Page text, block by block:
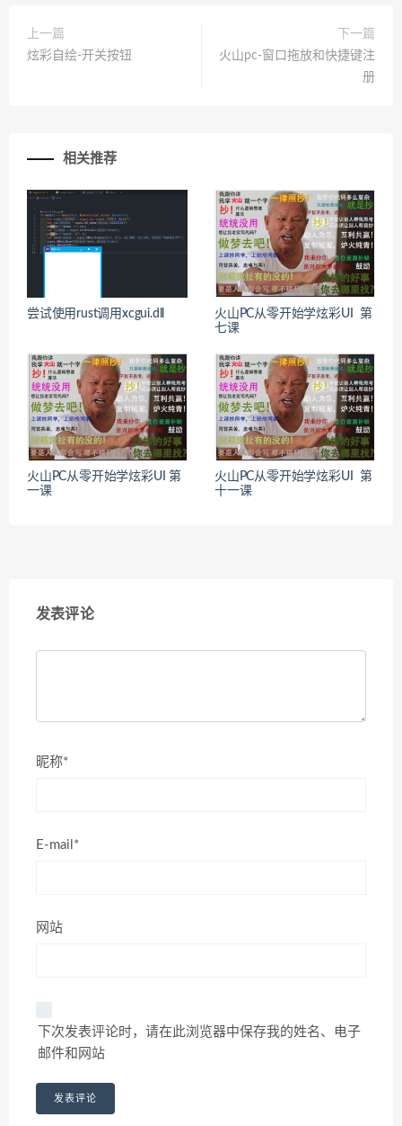
上一篇
炫彩自绘-开关按钮
下一篇
火山pc-窗口拖放和快捷键注
册
相关推荐
尝试使用rust调用xcgui.dll
火山PC从零开始学炫彩UI 第
七课
火山PC从零开始学炫彩UI 第
一课
火山PC从零开始学炫彩UI 第
十一课
发表评论
昵称*
E-mail*
网站
下次发表评论时，请在此浏览器中保存我的姓名、电子
邮件和网站